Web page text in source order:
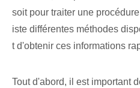
soit pour traiter ‌une
iste différentes méthodes
t d'obtenir ces informations
Tout d'abord, il est important